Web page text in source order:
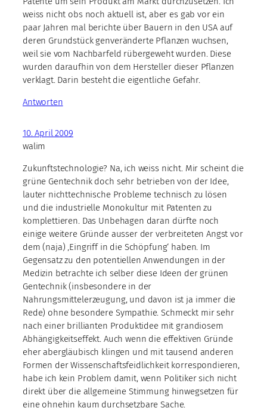
weiss nicht obs noch aktuell ist, aber es gab vor ein
paar Jahren mal berichte über Bauern in den USA auf
deren Grundstück genveränderte Pflanzen wuchsen,
weil sie vom Nachbarfeld rübergeweht wurden. Diese
wurden daraufhin von dem Hersteller dieser Pflanzen
verklagt. Darin besteht die eigentliche Gefahr.
Antworten
10. April 2009
walim
Zukunftstechnologie? Na, ich weiss nicht. Mir scheint die
grüne Gentechnik doch sehr betrieben von der Idee,
lauter nichttechnische Probleme technisch zu lösen
und die industrielle Monokultur mit Patenten zu
komplettieren. Das Unbehagen daran dürfte noch
einige weitere Gründe ausser der verbreiteten Angst vor
dem (naja) ‚Eingriff in die Schöpfung‘ haben. Im
Gegensatz zu den potentiellen Anwendungen in der
Medizin betrachte ich selber diese Ideen der grünen
Gentechnik (insbesondere in der
Nahrungsmittelerzeugung, und davon ist ja immer die
Rede) ohne besondere Sympathie. Schmeckt mir sehr
nach einer brillianten Produktidee mit grandiosem
Abhängigkeitseffekt. Auch wenn die effektiven Gründe
eher abergläubisch klingen und mit tausend anderen
Formen der Wissenschaftsfeidlichkeit korrespondieren,
habe ich kein Problem damit, wenn Politiker sich nicht
direkt über die allgemeine Stimmung hinwegsetzen für
eine ohnehin kaum durchsetzbare Sache.